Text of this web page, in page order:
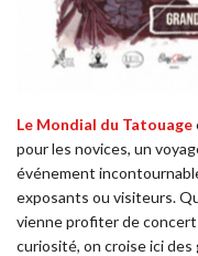
Le Mondial du Tatouage
pour les novices, un
événement
exposants ou visiteurs.
vienne profiter de
curiosité, on croise ici